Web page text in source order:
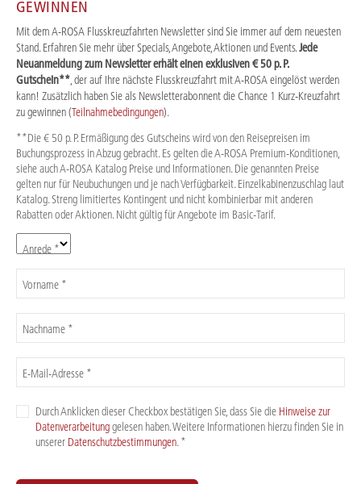
GEWINNEN
Mit dem A-ROSA Flusskreuzfahrten Newsletter sind Sie immer auf dem neuesten
Stand. Erfahren Sie mehr über Specials, Angebote, Aktionen und Events.Jede
Neuanmeldung zum Newsletter erhält einen exklusiven € 50 p. P.
Gutschein** , der auf Ihre nächste Flusskreuzfahrt mit A-ROSA eingelöst werden
kann! Zusätzlich haben Sie als Newsletterabonnent die Chance 1 Kurz-Kreuzfahrt
zu gewinnen (Teilnahmebedingungen).
**Die € 50 p. P. Ermäßigung des Gutscheins wird von den Reisepreisen im
Buchungsprozess in Abzug gebracht. Es gelten die A-ROSA Premium-Konditionen,
siehe auch A-ROSA Katalog Preise und Informationen. Die genannten Preise
gelten nur für Neubuchungen und je nach Verfügbarkeit. Einzelkabinenzuschlag laut
Katalog. Streng limitiertes Kontingent und nicht kombinierbar mit anderen
Rabatten oder Aktionen. Nicht gültig für Angebote im Basic-Tarif.
Anrede *
Vorname *
Nachname *
E-Mail-Adresse *
Durch Anklicken dieser Checkbox bestätigen Sie, dass Sie die Hinweise zur
Datenverarbeitunggelesen haben. Weitere Informationen hierzu finden Sie in
unserer Datenschutzbestimmungen. *